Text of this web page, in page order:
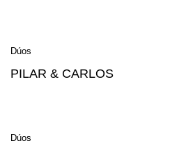
Dúos
PILAR & CARLOS
Dúos